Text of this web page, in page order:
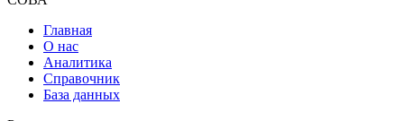
Главная
О нас
Аналитика
Справочник
База данных